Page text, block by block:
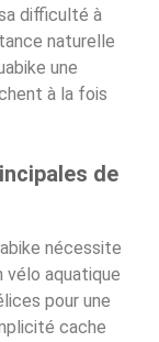
difficulté à
naturelle
une
à la fois
de
nécessite
vélo aquatique
pour une
cache